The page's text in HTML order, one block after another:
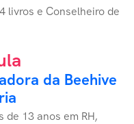
livros e Conselheiro de
da Beehive
de 13 anos em RH,